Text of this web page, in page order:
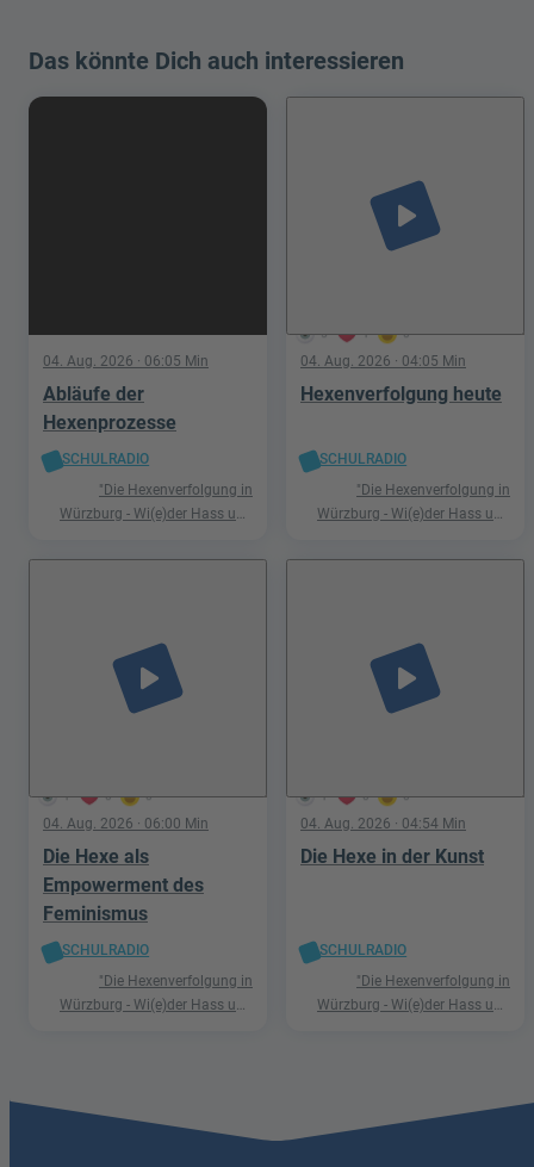
Das könnte Dich auch interessieren
04. Aug. 2026 · 06:05 Min
Abläufe der
Hexenprozesse
SCHULRADIO
"Die Hexenverfolgung in
Würzburg - Wi(e)der Hass und
5 1 0
play_arrow
04. Aug. 2026 · 04:05 Min
Hexenverfolgung heute
SCHULRADIO
"Die Hexenverfolgung in
Würzburg - Wi(e)der Hass und
1 0 0
play_arrow
04. Aug. 2026 · 06:00 Min
Die Hexe als
Empowerment des
Feminismus
SCHULRADIO
"Die Hexenverfolgung in
Würzburg - Wi(e)der Hass und
1 0 0
play_arrow
04. Aug. 2026 · 04:54 Min
Die Hexe in der Kunst
SCHULRADIO
"Die Hexenverfolgung in
Würzburg - Wi(e)der Hass und